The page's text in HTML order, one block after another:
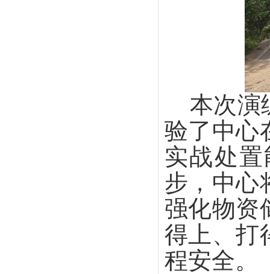
本次演
验了中心
实战处
步，中心
强化物资
得上、打
程安全。